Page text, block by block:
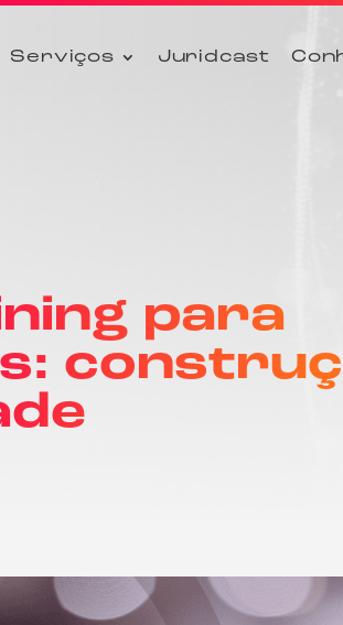
Serviços Juridcast
para